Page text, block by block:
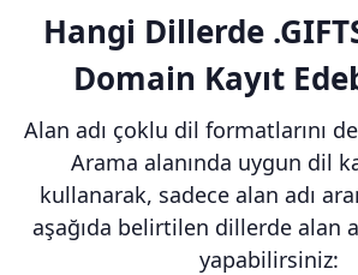
Hangi Dillerde
Domain Kayıt
Alan adı çoklu dil formatlarını
Arama alanında uygun dil
kullanarak, sadece alan adı
aşağıda belirtilen dillerde alan
yapabilirsiniz: